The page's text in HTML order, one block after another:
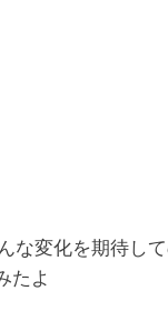
な変化を期待し
たよ